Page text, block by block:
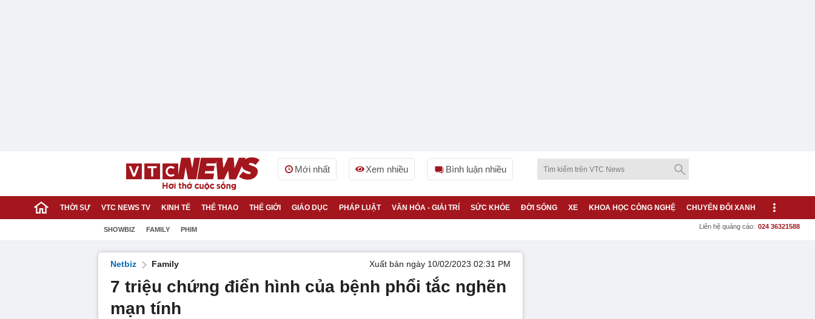
Mới nhất Xem nhiều Bình luận nhiều
THỜI SỰ VTC NEWS TV KINH TẾ THỂ THAO THẾ GIỚI GIÁO DỤC PHÁP LUẬT VĂN HÓA - GIẢI TRÍ SỨC KHỎE ĐỜI SỐNG XE KHOA HỌC CÔNG NGHỆ CHUYỂN ĐỔI XANH
SHOWBIZ FAMILY PHIM Liên hệ quảng cáo: 024 36321588
Netbiz Family Xuất bản ngày 10/02/2023 02:31 PM
7 triệu chứng điển hình của bệnh phổi tắc nghẽn
mạn tính